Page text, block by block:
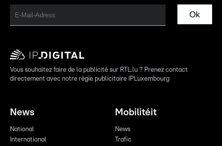
Ok
Vous souhaitez faire de la publicité sur RTL.lu ? Prenez contact
directement avec notre régie publicitaire IPLuxembourg
News
National
International
Mobilitéit
News
Trafic